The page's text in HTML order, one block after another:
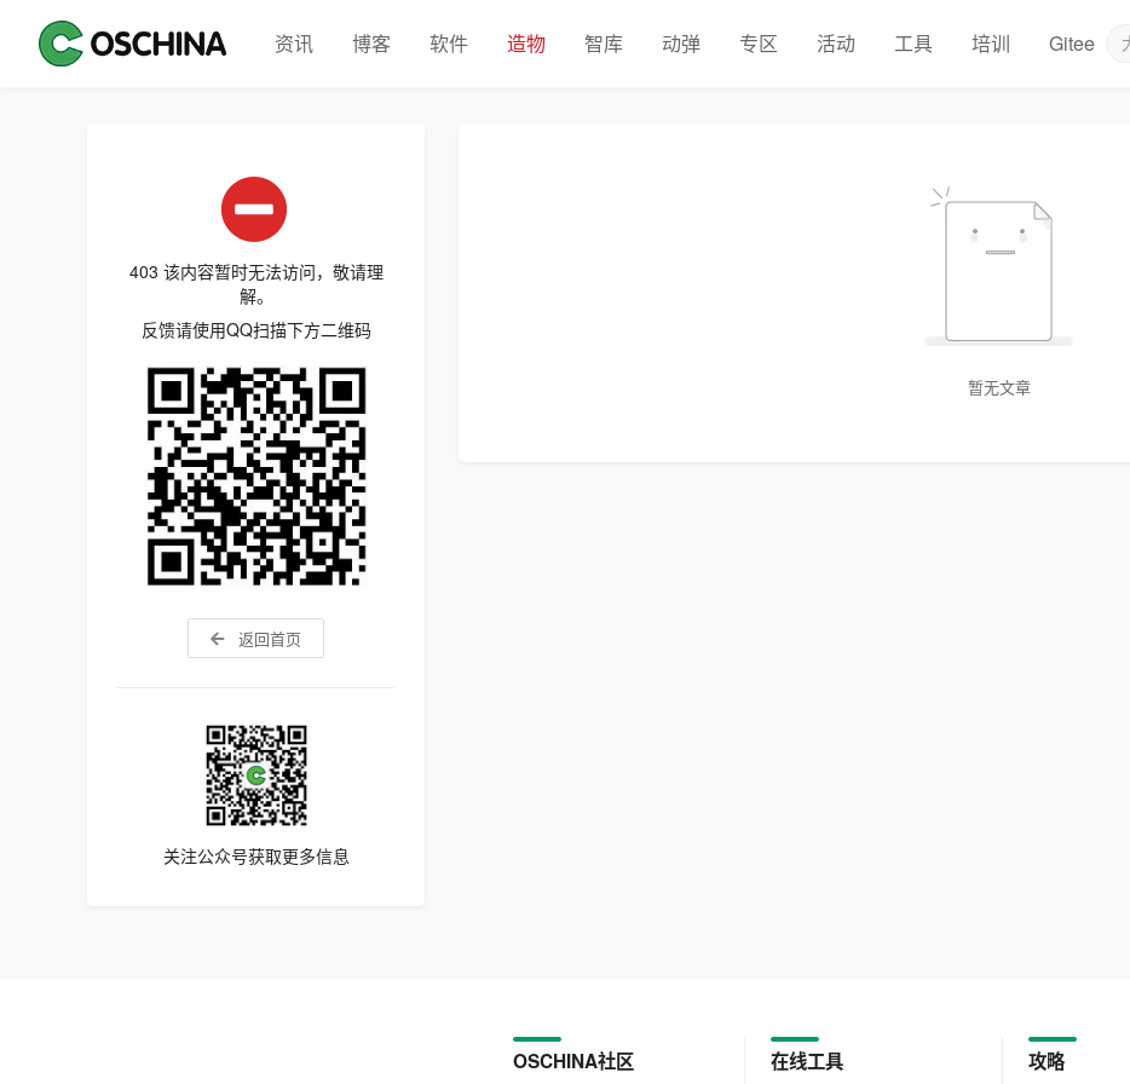
资讯 博客 软件 造物 智库 动弹 专区 活动 工具 培训 Gitee
403 该内容暂时无法访问，敬请理
解。
反馈请使用QQ扫描下方二维码
返回首页
关注公众号获取更多信息
暂无文章
OSCHINA社区 在线工具 攻略